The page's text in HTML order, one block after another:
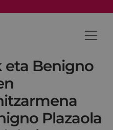
eta Benigno
Plazaola